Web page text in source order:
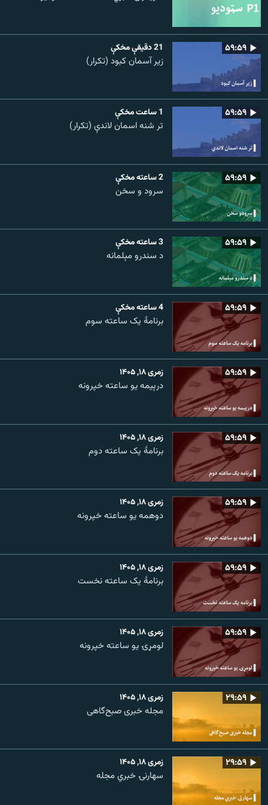
۵۹:۵۹ 21 دقيقې مخکې
زیر آسمان کبود (تکرار)
۵۹:۵۹ 1 ساعت مخکې
تر شنه اسمان لاندې (تکرار)
۵۹:۵۹ 2 ساعته مخکې
سرود و سخن
۵۹:۵۹ 3 ساعته مخکې
د سندرو مېلمانه
۵۹:۵۹ 4 ساعته مخکې
برنامۀ یک ساعته سوم
۵۹:۵۹ زمری ۱۸, ۱۴۰۵
درېیمه یو ساعته خپرونه
۵۹:۵۹ زمری ۱۸, ۱۴۰۵
برنامۀ یک ساعته دوم
۵۹:۵۹ زمری ۱۸, ۱۴۰۵
دوهمه یو ساعته خپرونه
۵۹:۵۹ زمری ۱۸, ۱۴۰۵
برنامۀ یک ساعته نخست
۵۹:۵۹ زمری ۱۸, ۱۴۰۵
لومړۍ یو ساعته خپرونه
۲۹:۵۹ زمری ۱۸, ۱۴۰۵
مجله خبری صبح‌گاهی
۲۹:۵۹ زمری ۱۸, ۱۴۰۵
سهارنۍ خبري مجله